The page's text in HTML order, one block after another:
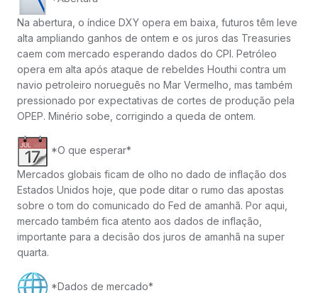
Na abertura, o índice DXY opera em baixa, futuros têm leve
alta ampliando ganhos de ontem e os juros das Treasuries
caem com mercado esperando dados do CPI. Petróleo
opera em alta após ataque de rebeldes Houthi contra um
navio petroleiro norueguês no Mar Vermelho, mas também
pressionado por expectativas de cortes de produção pela
OPEP. Minério sobe, corrigindo a queda de ontem.
*O que esperar*
Mercados globais ficam de olho no dado de inflação dos
Estados Unidos hoje, que pode ditar o rumo das apostas
sobre o tom do comunicado do Fed de amanhã. Por aqui,
mercado também fica atento aos dados de inflação,
importante para a decisão dos juros de amanhã na super
quarta.
*Dados de mercado*